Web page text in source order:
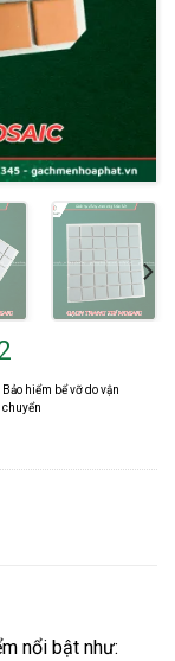
Bảo hiểm bể vỡ do vận
chuyển
nổi bật như: